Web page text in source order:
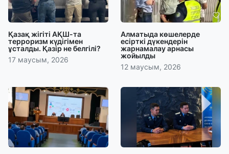
Қазақ жігіті АҚШ-та
терроризм күдігімен
ұсталды. Қазір не белгілі?
17 маусым, 2026
Алматыда көшелерде
есірткі дүкендерін
жарнамалау арнасы
жойылды
12 маусым, 2026